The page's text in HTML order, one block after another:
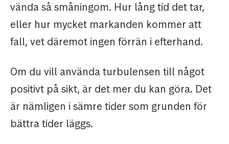
vända så småningom. Hur lång tid det tar,
eller hur mycket markanden kommer att
fall, vet däremot ingen förrän i efterhand.
Om du vill använda turbulensen till något
positivt på sikt, är det mer du kan göra. Det
är nämligen i sämre tider som grunden för
bättra tider läggs.